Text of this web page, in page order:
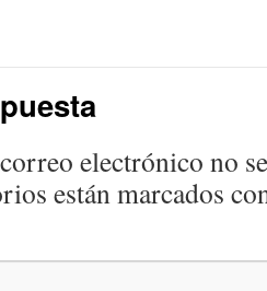
electrónico no
están marcados